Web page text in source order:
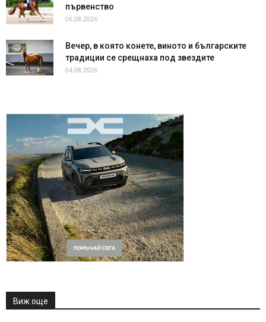
първенство
06.08.2026
Вечер, в която конете, виното и българските
традиции се срещнаха под звездите
04.08.2026
Виж още